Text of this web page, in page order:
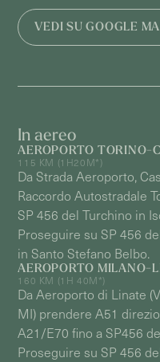
VEDI SU GOOGLE
In aereo
AEROPORTO TORINO-
115 KM (1H20M*)
Da Strada Aeroporto,
Raccordo Autostradale
SP 456 del Turchino in
Proseguire su SP 456
in Santo Stefano Belbo.
AEROPORTO MILANO-
160 KM (1H 40M*)
Da Aeroporto di Linate
MI) prendere A51
A21/E70 fino a SP456
Proseguire su SP 456